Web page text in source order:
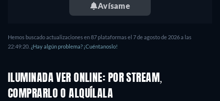
Avísame
Hemos buscado actualizaciones en87plataformas el 7 de agosto de 2026 a las
22:49:20 ¿Hay algún problema? ¡Cuéntanoslo!
ILUMINADA VER ONLINE: POR STREAM,
COMPRARLO O ALQUÍLALA